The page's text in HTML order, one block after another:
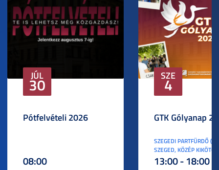
JÚL
30
Pótfelvételi 2026
08:00
SZE
4
GTK Gólyanap
SZEGEDI PARTFÜRDŐ
SZEGED, KÖZÉP KIKÖTŐ
13:00 - 18:00